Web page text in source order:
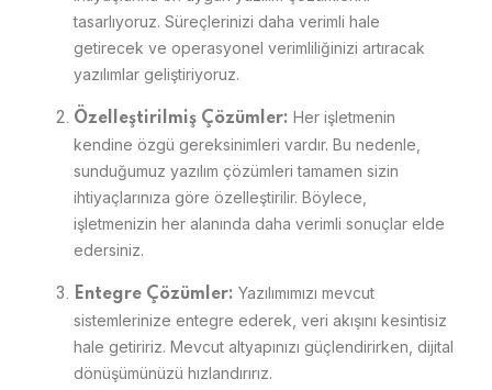
tasarlıyoruz. Süreçlerinizi daha verimli hale
getirecek ve operasyonel verimliliğinizi artıracak
yazılımlar geliştiriyoruz.
Özelleştirilmiş Çözümler: Her işletmenin
kendine özgü gereksinimleri vardır. Bu nedenle,
sunduğumuz yazılım çözümleri tamamen sizin
ihtiyaçlarınıza göre özelleştirilir. Böylece,
işletmenizin her alanında daha verimli sonuçlar elde
edersiniz.
Entegre Çözümler: Yazılımımızı mevcut
sistemlerinize entegre ederek, veri akışını kesintisiz
hale getiririz. Mevcut altyapınızı güçlendirirken, dijital
dönüşümünüzü hızlandırırız.